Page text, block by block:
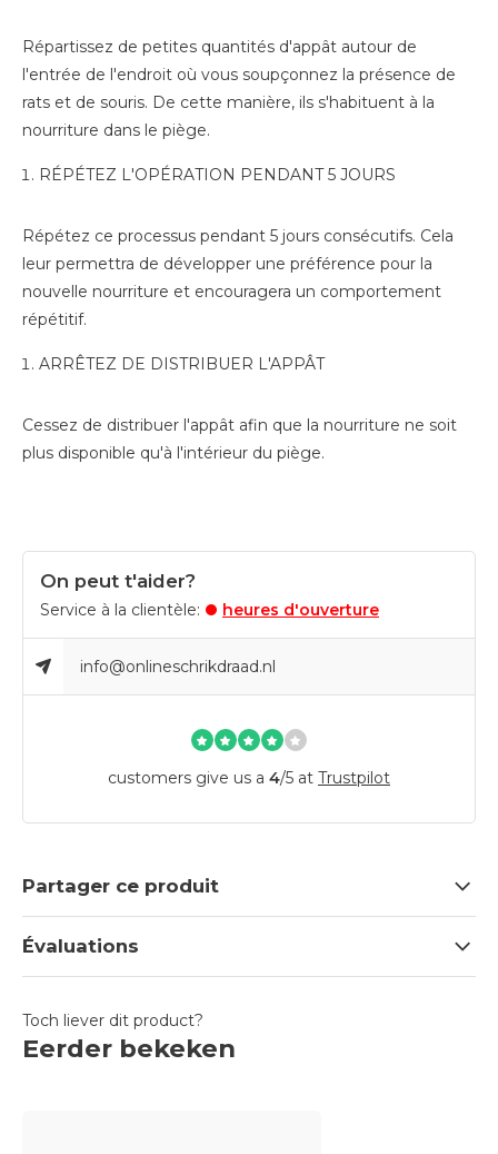
Répartissez de petites quantités d'appât autour de
l'entrée de l'endroit où vous soupçonnez la présence de
rats et de souris. De cette manière, ils s'habituent à la
nourriture dans le piège.
RÉPÉTEZ L'OPÉRATION PENDANT 5 JOURS
Répétez ce processus pendant 5 jours consécutifs. Cela
leur permettra de développer une préférence pour la
nouvelle nourriture et encouragera un comportement
répétitif.
ARRÊTEZ DE DISTRIBUER L'APPÂT
Cessez de distribuer l'appât afin que la nourriture ne soit
plus disponible qu'à l'intérieur du piège.
On peut t'aider?
Service à la clientèle: heures d'ouverture
info@onlineschrikdraad.nl
customers give us a 4/5 at Trustpilot
Partager ce produit
Évaluations
Toch liever dit product?
Eerder bekeken